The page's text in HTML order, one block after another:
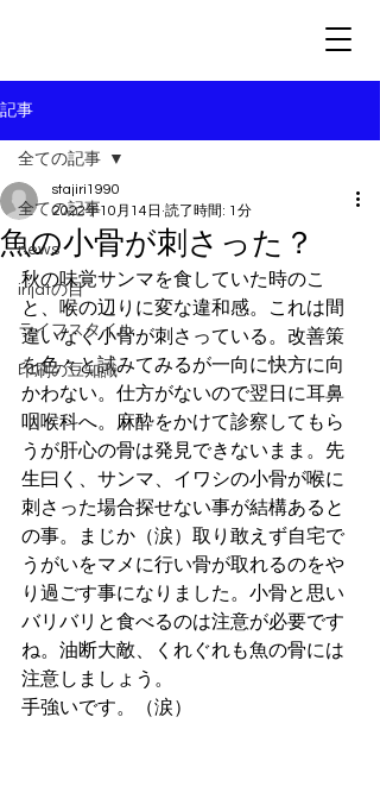
記事
全ての記事
news
irijatの目
ライフスタイル
印刷の豆知識
全ての記事
魚の小骨が刺さった？
stajiri1990
2022年10月14日 読了時間: 1分
秋の味覚サンマを食していた時のこ
と、喉の辺りに変な違和感。これは間
違いなく小骨が刺さっている。改善策
を色々と試みてみるが一向に快方に向
かわない。仕方がないので翌日に耳鼻
咽喉科へ。麻酔をかけて診察してもら
うが肝心の骨は発見できないまま。先
生曰く、サンマ、イワシの小骨が喉に
刺さった場合探せない事が結構あると
の事。まじか（涙）取り敢えず自宅で
うがいをマメに行い骨が取れるのをや
り過ごす事になりました。小骨と思い
バリバリと食べるのは注意が必要です
ね。油断大敵、くれぐれも魚の骨には
注意しましょう。
手強いです。（涙）